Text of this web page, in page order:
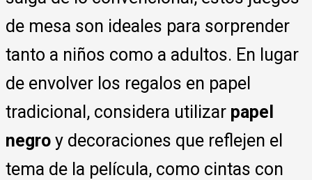
de mesa son ideales para sorprender
tanto a niños como a adultos. En lugar
de envolver los regalos en papel
tradicional, considera utilizar papel
negro y decoraciones que reflejen el
tema de la película, como cintas con